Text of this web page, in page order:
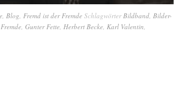
, Blog, Fremd ist der Fremde SchlagwörterBildband, Bilder-
Fremde, Gunter Fette, Herbert Becke, Karl Valentin,